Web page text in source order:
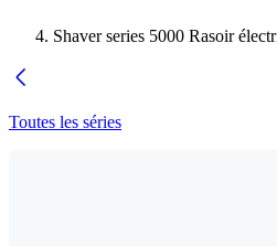
Shaver series 5000 Rasoir
Toutes les séries